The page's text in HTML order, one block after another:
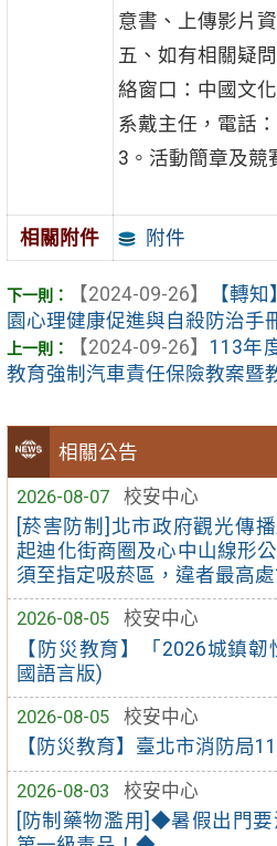
相關公告
2026-08-07
校安中心
[菸害防制]北市政府觀光傳
起迪化街商圈及心中山線形
須至指定吸菸區，違者最高處
2026-08-05
校安中心
【防災教育】「2026城鎮
國語言版)
2026-08-05
校安中心
【防災教育】臺北市消防局
2026-08-03
校安中心
[防制藥物濫用]◆暑假出門
意書、上傳影片資
五、如有相關疑
絡窗口：中國文
系戴主任，電話
3。活動簡章及競
相關附件 附件
【2024-09-26】
【轉
園心理健康促進與自殺防治手
【2024-09-26】 113年
教育強制汽車責任保險教案暨